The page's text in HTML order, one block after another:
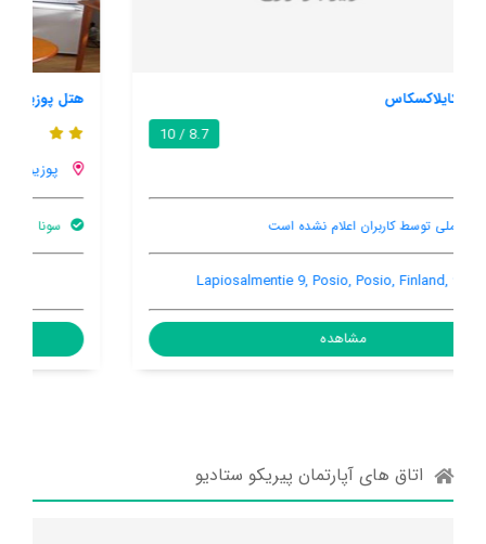
هتل پوزیو
7.1 / 10
سونا بار اینترنت رایگان در اتاق
Posiontie 28, Posio, Posio, Finland, 97900
اتاق های آپارتمان پیریکو ستادیو